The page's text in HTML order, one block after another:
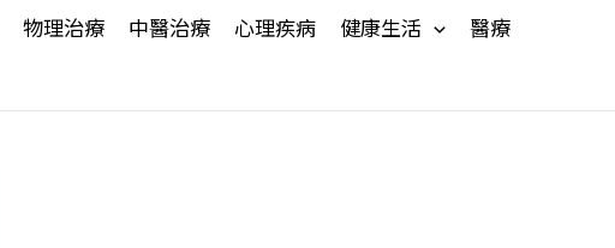
物理治療 中醫治療 心理疾病 健康生活
醫療